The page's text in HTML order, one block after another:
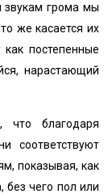
звукам грома мы
же касается их
как постепенные
нарастающий
что благодаря
соответствуют
показывая, как
без чего пол или